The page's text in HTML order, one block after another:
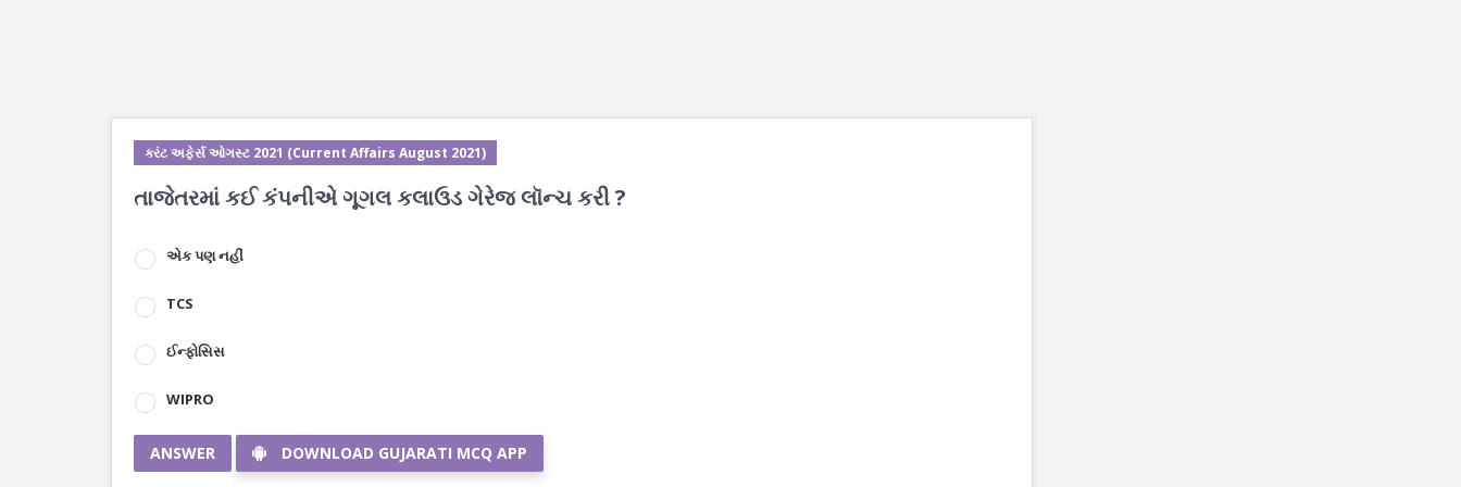
કરંટ અફેર્સ ઓગસ્ટ 2021 (Current Affairs August 2021)
તાજેતરમાં કઈ કંપનીએ ગૂગલ કલાઉડ ગેરેજ લૉન્ચ કરી ?
એક પણ નહીં
TCS
ઈન્ફોસિસ
WIPRO
ANSWER DOWNLOAD GUJARATI MCQ APP